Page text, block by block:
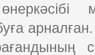
арналған.